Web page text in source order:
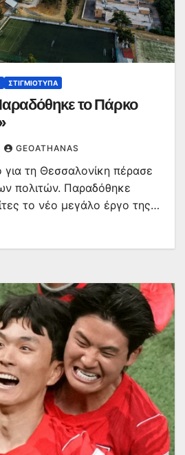
ΣΤΙΓΜΙΌΤΥΠΑ
το Πάρκο
GEOATHANAS
τη Θεσσαλονίκη πέρασε
πολιτών. Παραδόθηκε
το νέο μεγάλο έργο της…